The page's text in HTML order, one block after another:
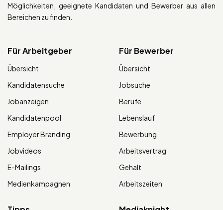
Möglichkeiten, geeignete Kandidaten und Bewerber aus allen
Bereichen zu finden.
Für Arbeitgeber
Übersicht
Kandidatensuche
Jobanzeigen
Kandidatenpool
Employer Branding
Jobvideos
E-Mailings
Medienkampagnen
Für Bewerber
Übersicht
Jobsuche
Berufe
Lebenslauf
Bewerbung
Arbeitsvertrag
Gehalt
Arbeitszeiten